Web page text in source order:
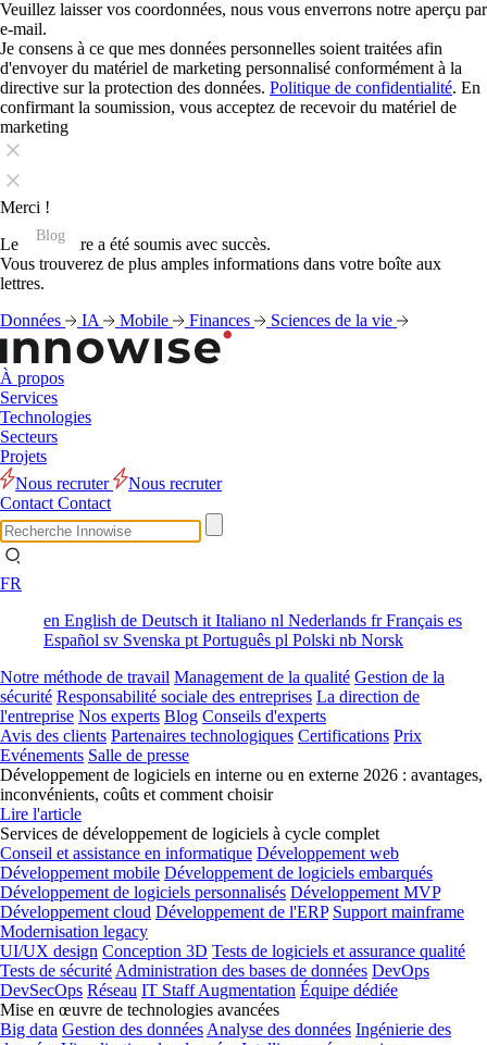
Veuillez laisser vos coordonnées, nous vous enverrons notre aperçu par
e-mail.
Je consens à ce que mes données personnelles soient traitées afin
d'envoyer du matériel de marketing personnalisé conformément à la
directive sur la protection des données. Politique de confidentialité. En
confirmant la soumission, vous acceptez de recevoir du matériel de
marketing
Merci !
Le formulaire a été soumis avec succès.
Vous trouverez de plus amples informations dans votre boîte aux
lettres.
Données
IA Mobile Finances Sciences de la vie
À propos
Services
Technologies
Secteurs
Projets
Nous recruter
Nous recruter
Contact Contact
FR
en English de Deutsch it Italiano nl Nederlands frFrançais es
Español sv Svenska pt Português pl Polski nb Norsk
Notre méthode de travail Management de la qualité Gestion de la
sécurité Responsabilité sociale des entreprises La direction de
l'entreprise Nos experts Blog Conseils d'experts
Avis des clients Partenaires technologiques Certifications Prix
Evénements Salle de presse
Développement de logiciels en interne ou en externe 2026 : avantages,
inconvénients, coûts et comment choisir
Lire l'article
Services de développement de logiciels à cycle complet
Conseil et assistance en informatique Développement web
Développement mobile Développement de logiciels embarqués
Développement de logiciels personnalisés Développement MVP
Développement cloud Développement de l'ERP Support mainframe
Modernisation legacy
UI/UX design Conception 3D Tests de logiciels et assurance qualité
Tests de sécurité Administration des bases de données DevOps
DevSecOps Réseau IT Staff Augmentation Équipe dédiée
Mise en œuvre de technologies avancées
Big data Gestion des données Analyse des données Ingénierie des
Blog
Blog
Blog
Blog
Blog
Blog
Blog
Blog
Blog
Blog
Blog
Blog